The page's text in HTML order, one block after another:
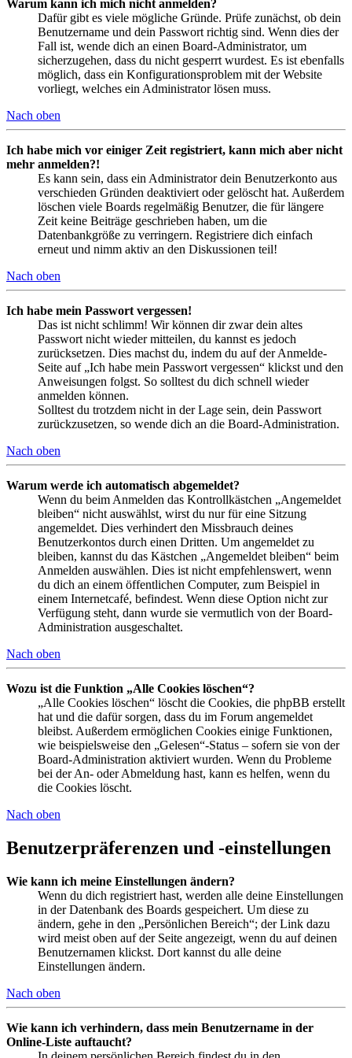
Warum kann ich mich nicht anmelden?
Dafür gibt es viele mögliche Gründe. Prüfe zunächst, ob dein
Benutzername und dein Passwort richtig sind. Wenn dies der
Fall ist, wende dich an einen Board-Administrator, um
sicherzugehen, dass du nicht gesperrt wurdest. Es ist ebenfalls
möglich, dass ein Konfigurationsproblem mit der Website
vorliegt, welches ein Administrator lösen muss.
Nach oben
Ich habe mich vor einiger Zeit registriert, kann mich aber nicht
mehr anmelden?!
Es kann sein, dass ein Administrator dein Benutzerkonto aus
verschieden Gründen deaktiviert oder gelöscht hat. Außerdem
löschen viele Boards regelmäßig Benutzer, die für längere
Zeit keine Beiträge geschrieben haben, um die
Datenbankgröße zu verringern. Registriere dich einfach
erneut und nimm aktiv an den Diskussionen teil!
Nach oben
Ich habe mein Passwort vergessen!
Das ist nicht schlimm! Wir können dir zwar dein altes
Passwort nicht wieder mitteilen, du kannst es jedoch
zurücksetzen. Dies machst du, indem du auf der Anmelde-
Seite auf „Ich habe mein Passwort vergessen“ klickst und den
Anweisungen folgst. So solltest du dich schnell wieder
anmelden können.
Solltest du trotzdem nicht in der Lage sein, dein Passwort
zurückzusetzen, so wende dich an die Board-Administration.
Nach oben
Warum werde ich automatisch abgemeldet?
Wenn du beim Anmelden das Kontrollkästchen „Angemeldet
bleiben“ nicht auswählst, wirst du nur für eine Sitzung
angemeldet. Dies verhindert den Missbrauch deines
Benutzerkontos durch einen Dritten. Um angemeldet zu
bleiben, kannst du das Kästchen „Angemeldet bleiben“ beim
Anmelden auswählen. Dies ist nicht empfehlenswert, wenn
du dich an einem öffentlichen Computer, zum Beispiel in
einem Internetcafé, befindest. Wenn diese Option nicht zur
Verfügung steht, dann wurde sie vermutlich von der Board-
Administration ausgeschaltet.
Nach oben
Wozu ist die Funktion „Alle Cookies löschen“?
„Alle Cookies löschen“ löscht die Cookies, die phpBB erstellt
hat und die dafür sorgen, dass du im Forum angemeldet
bleibst. Außerdem ermöglichen Cookies einige Funktionen,
wie beispielsweise den „Gelesen“-Status – sofern sie von der
Board-Administration aktiviert wurden. Wenn du Probleme
bei der An- oder Abmeldung hast, kann es helfen, wenn du
die Cookies löscht.
Nach oben
Benutzerpräferenzen und -einstellungen
Wie kann ich meine Einstellungen ändern?
Wenn du dich registriert hast, werden alle deine Einstellungen
in der Datenbank des Boards gespeichert. Um diese zu
ändern, gehe in den „Persönlichen Bereich“; der Link dazu
wird meist oben auf der Seite angezeigt, wenn du auf deinen
Benutzernamen klickst. Dort kannst du alle deine
Einstellungen ändern.
Nach oben
Wie kann ich verhindern, dass mein Benutzername in der
Online-Liste auftaucht?